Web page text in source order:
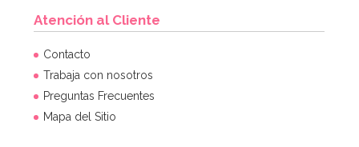
Atención al Cliente
Contacto
Trabaja con nosotros
Preguntas Frecuentes
Mapa del Sitio